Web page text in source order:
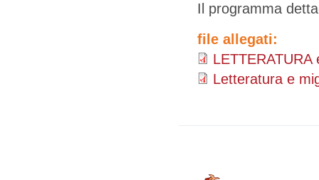
Il programma
file allegati:
Letteratura e